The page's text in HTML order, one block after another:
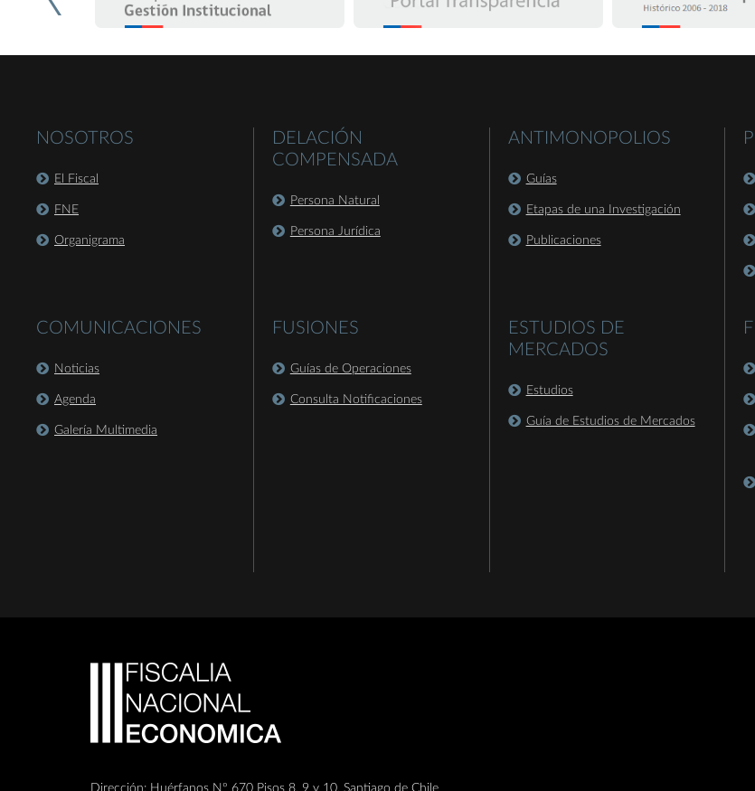
NOSOTROS
El Fiscal
FNE
Organigrama
COMUNICACIONES
Noticias
Agenda
Galería Multimedia
DELACIÓN
COMPENSADA
Persona Natural
Persona Jurídica
FUSIONES
Guías de Operaciones
Consulta Notificaciones
ANTIMONOPOLIOS
Guías
Etapas de una Investigación
Publicaciones
ESTUDIOS DE
MERCADOS
Estudios
Guía de Estudios de Mercados
Dirección: Huérfanos Nº 670 Pisos 8, 9 y 10, Santiago de Chile